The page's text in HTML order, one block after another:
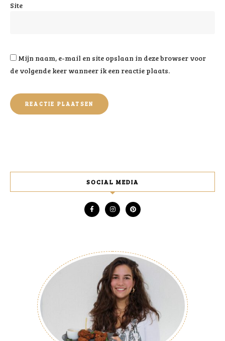
Site
Mijn naam, e-mail en site opslaan in deze browser voor
de volgende keer wanneer ik een reactie plaats.
SOCIAL MEDIA